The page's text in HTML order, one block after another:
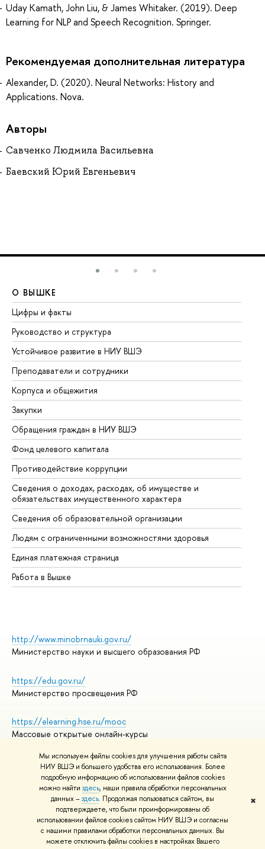
Мы используем файлы cookies для улучшения работы сайта
НИУ ВШЭ и большего удобства его использования. Более
подробную информацию об использовании файлов cookies
можно найти здесь, наши правила обработки персональных
данных –здесь. Продолжая пользоваться сайтом, вы
подтверждаете, что были проинформированы об
использовании файлов cookies сайтом НИУ ВШЭ и согласны
с нашими правилами обработки персональных данных. Вы
можете отключить файлы cookies в настройках Вашего
✖
Uday Kamath, John Liu, & James Whitaker. (2019). Deep
Learning for NLP and Speech Recognition. Springer.
Рекомендуемая дополнительная литература
Alexander, D. (2020). Neural Networks: History and
Applications. Nova.
Авторы
Савченко Людмила Васильевна
Баевский Юрий Евгеньевич
О ВЫШКЕ
Цифры и факты
Руководство и структура
Устойчивое развитие в НИУ ВШЭ
Преподаватели и сотрудники
Корпуса и общежития
Закупки
Обращения граждан в НИУ ВШЭ
Фонд целевого капитала
Противодействие коррупции
Сведения о доходах, расходах, об имуществе и
обязательствах имущественного характера
Сведения об образовательной организации
Людям с ограниченными возможностями здоровья
Единая платежная страница
Работа в Вышке
http://www.minobrnauki.gov.ru/
Министерство науки и высшего образования РФ
https://edu.gov.ru/
Министерство просвещения РФ
https://elearning.hse.ru/mooc
Массовые открытые онлайн-курсы
© НИУ ВШЭ 1993–2026
Адреса и контакты
Условия использования материалов
Политика конфиденциальности
Правила применения рекомендательных технологий в НИУ ВШЭ
Карта сайта